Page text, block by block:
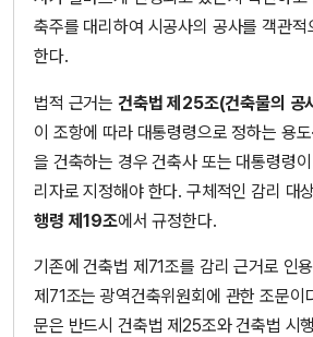
축주를 대리하여 시공사의 공사를 객관
한다.
법적 근거는 건축법 제25조(건축물의 공
이 조항에 따라 대통령령으로 정하는 용도
을 건축하는 경우 건축사 또는 대통령령
리자로 지정해야 한다. 구체적인 감리 대
행령 제19조에서 규정한다.
기존에 건축법 제71조를 감리 근거로 인
제71조는 광역건축위원회에 관한 조문이
문은 반드시 건축법 제25조와 건축법 시